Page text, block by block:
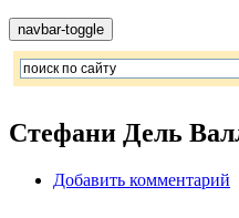
navbar-toggle
Стефани Дель
Добавить комментарий